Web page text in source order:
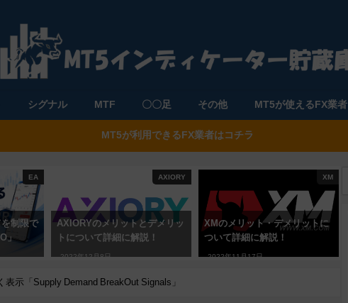
シグナル MTF 〇〇足 その他 MT5が使えるFX業者
MT5が利用できるFX業者はコチラ
EA
制限で
」
AXIORY
AXIORYのメリットとデメリッ
トについて詳細に解説！
2022年12月8日
XM
XMのメリット・デメリットに
ついて詳細に解説！
2022年11月17日
示「Supply Demand BreakOut Signals」